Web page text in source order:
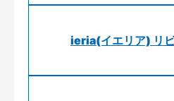
ieria(イエリア) リ